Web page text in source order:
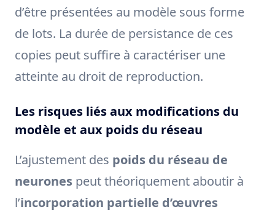
d’être présentées au modèle sous forme
de lots. La durée de persistance de ces
copies peut suffire à caractériser une
atteinte au droit de reproduction.
Les risques liés aux modifications du
modèle et aux poids du réseau
L’ajustement des poids du réseau de
neurones peut théoriquement aboutir à
l’incorporation partielle d’œuvres